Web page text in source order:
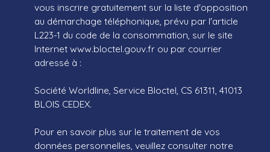
vous inscrire gratuitement sur la liste d'opposition
au démarchage téléphonique, prévu par l'article
L223-1 du code de la consommation, sur le site
Internet www.bloctel.gouv.fr ou par courrier
adressé à :
Société Worldline, Service Bloctel, CS 61311, 41013
BLOIS CEDEX.
Pour en savoir plus sur le traitement de vos
données personnelles, veuillez consulter notre